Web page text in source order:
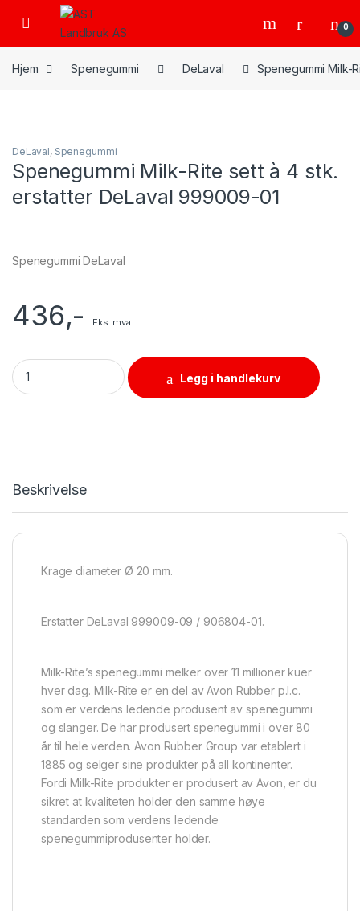
Skip to navigation
Skip to content
Open 0
Hjem Spenegummi DeLaval Spenegummi Milk-
DeLaval, Spenegummi
Spenegummi Milk-Rite sett à 4 stk.
erstatter DeLaval 999009-01
Spenegummi DeLaval
436,- Eks. mva
Spenegummi Milk-Rite sett à 4 stk. erstatter DeLaval
Legg i handlekurv
Beskrivelse
Krage diameter Ø 20 mm.
Erstatter DeLaval 999009-09 / 906804-01.
Milk-Rite’s spenegummi melker over 11 millioner kuer
hver dag. Milk-Rite er en del av Avon Rubber p.l.c.
som er verdens ledende produsent av spenegummi
og slanger. De har produsert spenegummi i over 80
år til hele verden. Avon Rubber Group var etablert i
1885 og selger sine produkter på all kontinenter.
Fordi Milk-Rite produkter er produsert av Avon, er du
sikret at kvaliteten holder den samme høye
standarden som verdens ledende
spenegummiprodusenter holder.